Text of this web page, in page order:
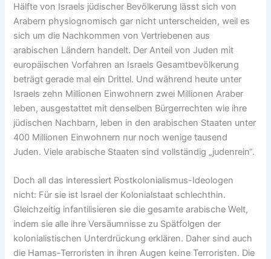
Hälfte von Israels jüdischer Bevölkerung lässt sich von
Arabern physiognomisch gar nicht unterscheiden, weil es
sich um die Nachkommen von Vertriebenen aus
arabischen Ländern handelt. Der Anteil von Juden mit
europäischen Vorfahren an Israels Gesamtbevölkerung
beträgt gerade mal ein Drittel. Und während heute unter
Israels zehn Millionen Einwohnern zwei Millionen Araber
leben, ausgestattet mit denselben Bürgerrechten wie ihre
jüdischen Nachbarn, leben in den arabischen Staaten unter
400 Millionen Einwohnern nur noch wenige tausend
Juden. Viele arabische Staaten sind vollständig „judenrein“.
Doch all das interessiert Postkolonialismus-Ideologen
nicht: Für sie ist Israel der Kolonialstaat schlechthin.
Gleichzeitig infantilisieren sie die gesamte arabische Welt,
indem sie alle ihre Versäumnisse zu Spätfolgen der
kolonialistischen Unterdrückung erklären. Daher sind auch
die Hamas-Terroristen in ihren Augen keine Terroristen. Die